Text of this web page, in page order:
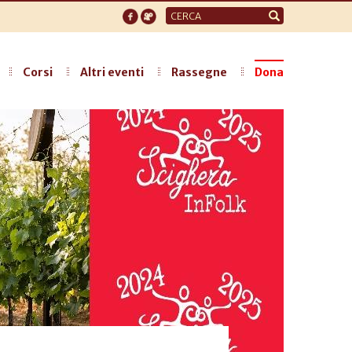
Form
di
Corsi Altri eventi Rassegne Dona